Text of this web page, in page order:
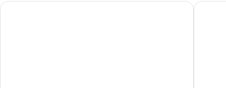
Chambre
Pod Times Square Hotel